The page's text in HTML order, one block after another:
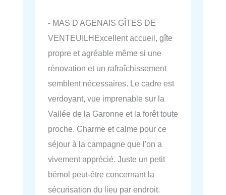
- MAS D'AGENAIS GÎTES DE
VENTEUILHExcellent accueil, gîte
propre et agréable même si une
rénovation et un rafraîchissement
semblent nécessaires. Le cadre est
verdoyant, vue imprenable sur la
Vallée de la Garonne et la forêt toute
proche. Charme et calme pour ce
séjour à la campagne que l'on a
vivement apprécié. Juste un petit
bémol peut-être concernant la
sécurisation du lieu par endroit.